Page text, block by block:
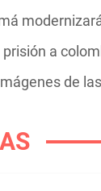
a
de